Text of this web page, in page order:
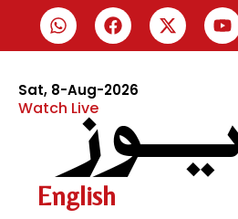
Sat, 8-Aug-2026
Watch Live
English